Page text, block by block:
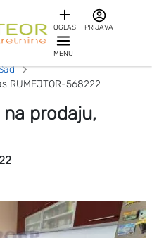
OGLAS PRIJAVA
MENU
RUMEJTOR-568222
prodaju,